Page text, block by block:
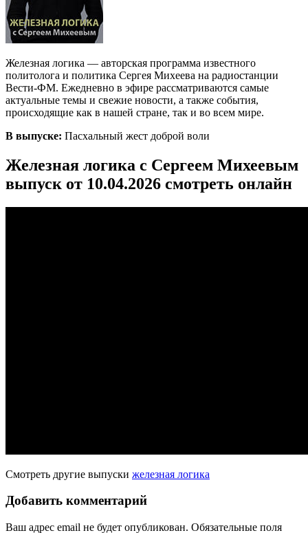
Железная логика — авторская программа известного
политолога и политика Сергея Михеева на радиостанции
Вести-ФМ. Ежедневно в эфире рассматриваются самые
актуальные темы и свежие новости, а также события,
происходящие как в нашей стране, так и во всем мире.
В выпуске: Пасхальный жест доброй воли
Железная логика с Сергеем Михеевым
выпуск от 10.04.2026 смотреть онлайн
Смотреть другие выпуски железная логика
Добавить комментарий
Ваш адрес email не будет опубликован. Обязательные поля